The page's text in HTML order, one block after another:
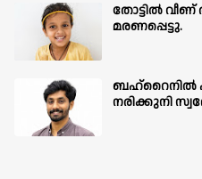
തോട്ടിൽ
മരണപ്പെട്ടു.
ബഹ്‌റൈനിൽ
നരിക്കുനി